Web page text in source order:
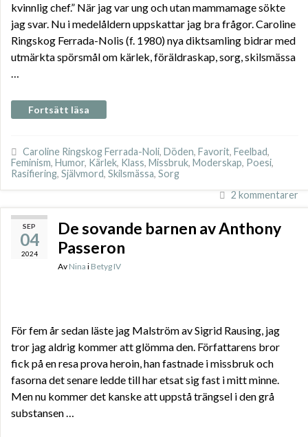
kvinnlig chef.” När jag var ung och utan mammamage sökte
jag svar. Nu i medelåldern uppskattar jag bra frågor. Caroline
Ringskog Ferrada-Nolis (f. 1980) nya diktsamling bidrar med
utmärkta spörsmål om kärlek, föräldraskap, sorg, skilsmässa
…
Fortsätt läsa
Caroline Ringskog Ferrada-Noli, Döden, Favorit, Feelbad,
Feminism, Humor, Kärlek, Klass, Missbruk, Moderskap, Poesi,
Rasifiering, Självmord, Skilsmässa, Sorg
2 kommentarer
SEP
04
2024
De sovande barnen av Anthony
Passeron
Av Nina i Betyg IV
För fem år sedan läste jag Malström av Sigrid Rausing, jag
tror jag aldrig kommer att glömma den. Författarens bror
fick på en resa prova heroin, han fastnade i missbruk och
fasorna det senare ledde till har etsat sig fast i mitt minne.
Men nu kommer det kanske att uppstå trängsel i den grå
substansen …